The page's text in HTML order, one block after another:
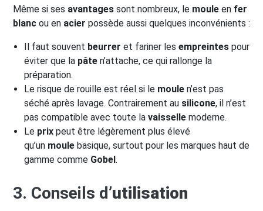
Même si ses avantages sont nombreux, le moule en fer
blanc ou en acier possède aussi quelques inconvénients :
Il faut souvent beurrer et fariner lesempreintes pour
éviter que la pâte n’attache, ce qui rallonge la
préparation.
Le risque de rouille est réel si le moule n’est pas
séché après lavage. Contrairement au silicone, il n’est
pas compatible avec toute lavaisselle moderne.
Le prix peut être légèrement plus élevé
qu’un moule basique, surtout pour les marques haut de
gamme comme Gobel.
3. Conseils d’utilisation